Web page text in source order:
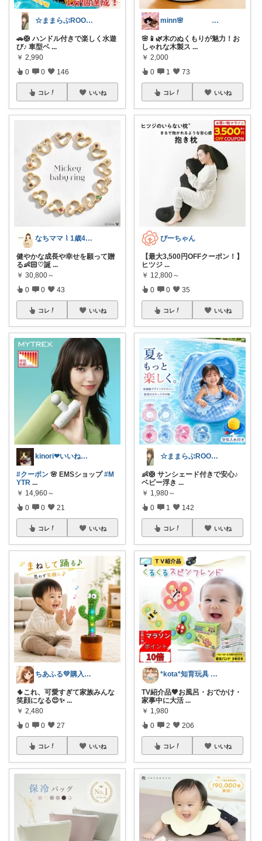
☆ままらぶROOM🎀🫧初めまして☆
🚗🛟 ハンドル付きで楽しく水遊
び♪ 車型ベ ...
￥ 2,990
0 0 146
コレ いいね
なちママ ⌇ 1歳4歳ママ
健やかな成長や幸せを願って贈
る👶🏻‪‪♡誕 ...
￥ 30,800～
0 0 43
コレ いいね
kinori❤︎いいねご購入感謝です💝
#クーポン 🌸 EMSショップ#M
YTR ...
￥ 14,960～
0 0 21
コレ いいね
ちあふる💛購入ありがとう💛インスタ有
🌵これ、可愛すぎて家族みんな
笑顔になる😍✨ ...
￥ 2,480
0 0 27
コレ いいね
minn🌸 358
🌸📱🌿木のぬくもりが魅力！お
しゃれな木製ス ...
￥ 2,000
0 1 73
コレ いいね
ぴーちゃん
【最大3,500円OFFクーポン！】
ヒツジ ...
￥ 12,800～
0 0 35
コレ いいね
☆ままらぶROOM🎀🫧初めまして☆
👶🛟 サンシェード付きで安心♪
ベビー浮き ...
￥ 1,980～
0 1 142
コレ いいね
*kota*知育玩具 絵本キッズ ベビー
TV紹介品🧡お風呂・おでかけ・
家事中に大活 ...
￥ 1,980
0 2 206
コレ いいね